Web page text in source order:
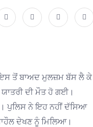
ਤੋਂ ਬਾਅਦ ਮੁਲਜ਼ਮ ਬੱਸ ਲੈ ਕੇ
ਦੀ ਮੌਤ ਹੋ ਗਈ।
ਪੁਲਿਸ ਨੇ ਇਹ ਨਹੀਂ ਦੱਸਿਆ
ਦੇਖਣ ਨੂੰ ਮਿਲਿਆ।